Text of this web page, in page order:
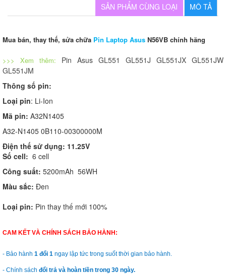
MÔ TẢ
SẢN PHẨM CÙNG LOẠI
Mua bán, thay thế, sửa chữa Pin Laptop Asus N56VB chính hãng
>>> Xem thêm: Pin Asus GL551 GL551J GL551JX GL551JW
GL551JM
Thông số pin:
Loại pin: Li-Ion
Mã pin: A32N1405
A32-N1405 0B110-00300000M
Điện thế sử dụng: 11.25V
Số cell: 6 cell
Công suất: 5200mAh 56WH
Màu sắc: Đen
Loại pin: Pin thay thế mới 100%
CAM KẾT VÀ CHÍNH SÁCH BẢO HÀNH:
- Bảo hành 1 đổi 1 ngay lập tức trong suốt thời gian bảo hành.
- Chính sách đổi trả và hoàn tiền trong 30 ngày.